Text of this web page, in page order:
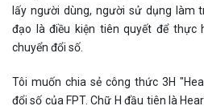
lấy người dùng, người sử dụng làm
đạo là điều kiện tiên quyết để thực
chuyển đổi số.
Tôi muốn chia sẻ công thức 3H
đổi số của FPT. Chữ H đầu tiên là